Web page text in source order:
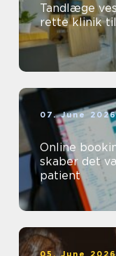
Tandlæge vesterbro
rette klinik
07. June
Online booking
skaber det
patient